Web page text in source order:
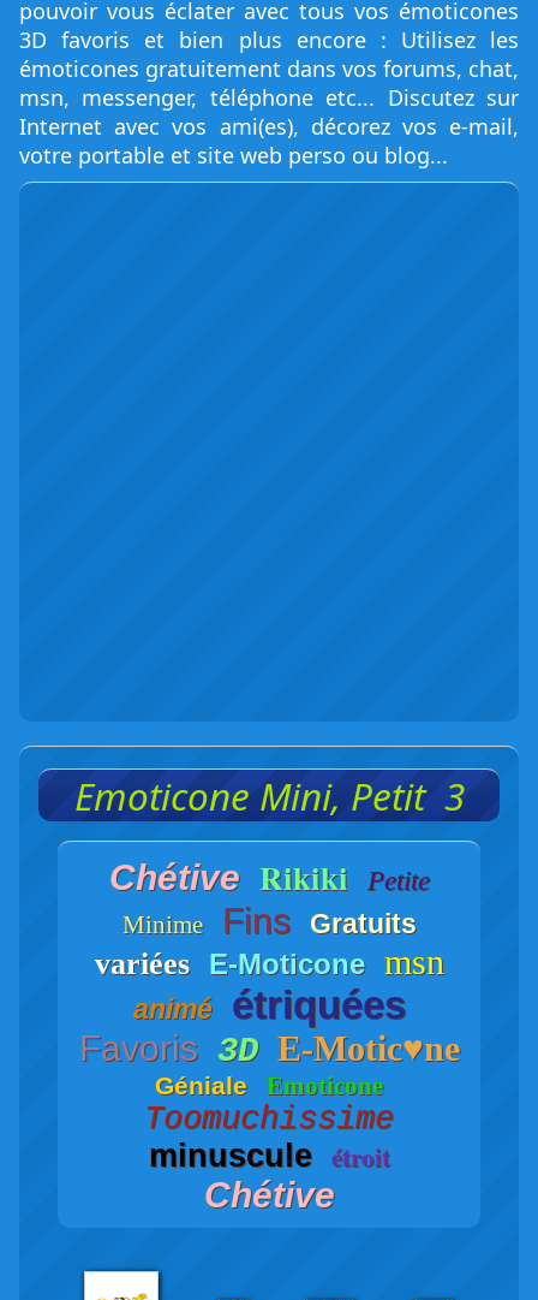
pouvoir vous éclater avec tous vos émoticones
3D favoris et bien plus encore : Utilisez les
émoticones gratuitement dans vos forums, chat,
msn, messenger, téléphone etc... Discutez sur
Internet avec vos ami(es), décorez vos e-mail,
votre portable et site web perso ou blog...
Emoticone Mini, Petit 3
Chétive Rikiki Petite
Minime Fins Gratuits
variées E-Moticone msn
animé étriquées
Favoris 3D E-Motic♥ne
Géniale Emoticone
Toomuchissime
minuscule étroit
Chétive